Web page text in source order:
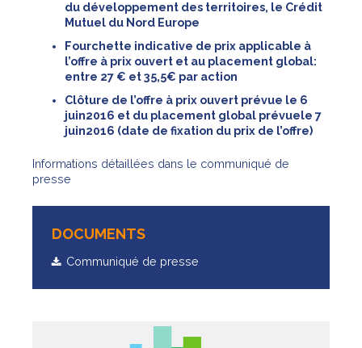
du développement des territoires, le Crédit
Mutuel du Nord Europe
Fourchette indicative de prix applicable à
l’offre à prix ouvert et au placement global:
entre 27 € et 35,5€ par action
Clôture de l’offre à prix ouvert prévue le 6
juin2016 et du placement global prévuele 7
juin2016 (date de fixation du prix de l’offre)
Informations détaillées dans le communiqué de
presse
DOCUMENTS
Communiqué de presse